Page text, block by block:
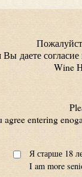
даете
Wine
agree entering
Я старше 18
I am more